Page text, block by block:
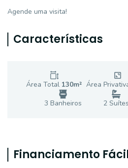
Agende uma visita!
Características
Área Total 130m² Área
3 Banheiros 2 Suítes
Financiamento